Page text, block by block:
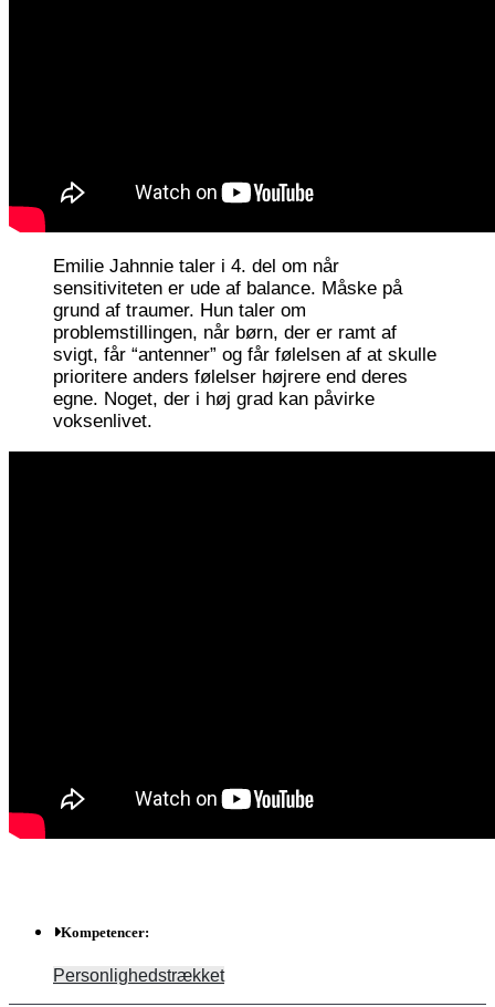
Emilie Jahnnie taler i 4. del om når
sensitiviteten er ude af balance. Måske på
grund af traumer. Hun taler om
problemstillingen, når børn, der er ramt af
svigt, får “antenner” og får følelsen af at skulle
prioritere anders følelser højrere end deres
egne. Noget, der i høj grad kan påvirke
voksenlivet.
Kompetencer:
Personlighedstrækket